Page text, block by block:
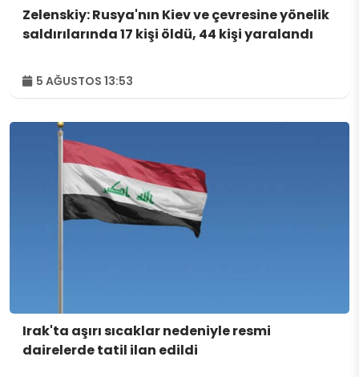
Zelenskiy: Rusya'nın Kiev ve çevresine yönelik
saldırılarında 17 kişi öldü, 44 kişi yaralandı
5 AĞUSTOS 13:53
Irak'ta aşırı sıcaklar nedeniyle resmi
dairelerde tatil ilan edildi